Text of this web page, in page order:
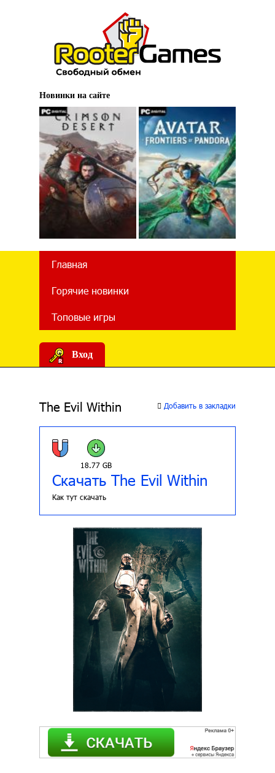
Новинки на сайте
Главная
Горячие новинки
Топовые игры
Вход
The Evil Within Добавить в закладки
18.77 GB
Скачать The Evil Within
Как тут скачать